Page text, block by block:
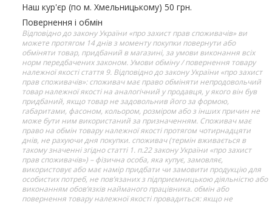
Наш кур'єр (по м. Хмельницькому) 50 грн.
Повернення і обмін
Відповідно до закону України «про захист прав споживачів» ви
можете протягом 14 днів з моменту покупки повернути або
обміняти товар, придбаний в магазині, за умови виконання всіх
норм передбачених законом. Умови обміну / повернення товару
належної якості стаття 9. Відповідно до закону України «про захист
прав споживачів»: споживач має право обміняти непродовольчий
товар належної якості на аналогічний у продавця, у якого він був
придбаний, якщо товар не задовольнив його за формою,
габаритами, фасоном, кольором, розміром або з інших причин не
може бути ним використаний за призначенням. Споживач має
право на обмін товару належної якості протягом чотирнадцяти
днів, не рахуючи дня покупки. споживач (термін вживається в
такому значенні згідно статті 1. п.22 закону України «про захист
прав споживачів») – фізична особа, яка купує, замовляє,
використовує або має намір придбати чи замовити продукцію для
особистих потреб, не пов’язаних з підприємницькою діяльністю або
виконанням обов’язків найманого працівника. обмін або
повернення товару належної якості провадиться: якщо не